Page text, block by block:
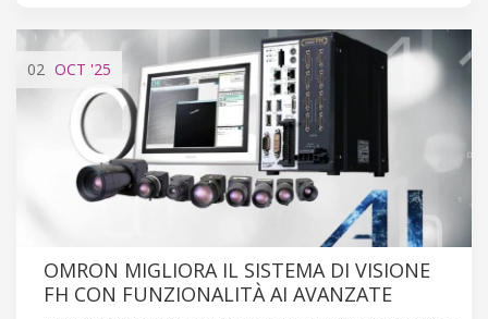
02 OCT '25
OMRON MIGLIORA IL SISTEMA DI VISIONE
FH CON FUNZIONALITÀ AI AVANZATE